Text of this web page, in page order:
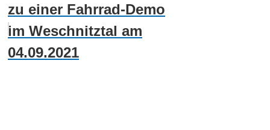
zu einer Fahrrad-Demo
im Weschnitztal am
04.09.2021